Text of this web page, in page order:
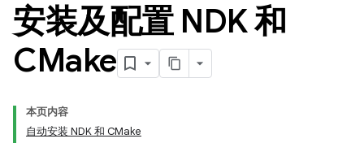
安装及配置 NDK 和
CMake
本页内容
自动安装 NDK 和 CMake